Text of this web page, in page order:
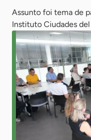
Assunto foi tema de
Instituto Ciudades